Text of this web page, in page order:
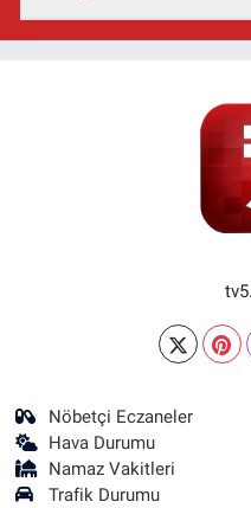
Nöbetçi Eczaneler
Hava Durumu
Namaz Vakitleri
Trafik Durumu